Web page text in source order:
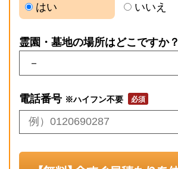
はい
いいえ
霊園・墓地の場所はどこですか？
電話番号 ※ハイフン不要